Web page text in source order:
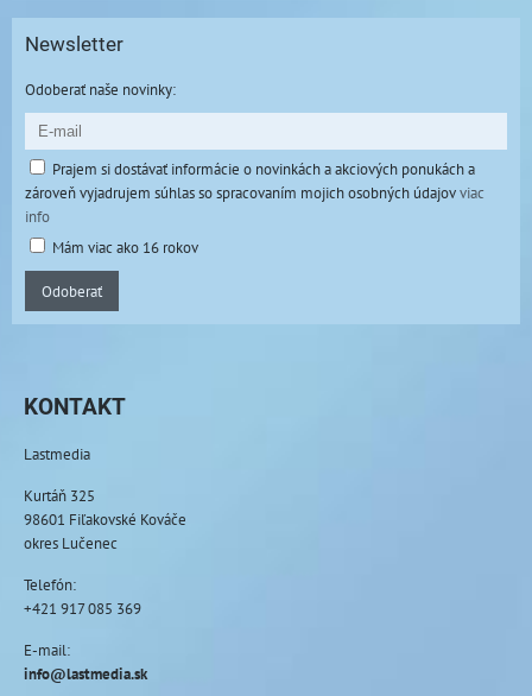
Newsletter
Odoberať naše novinky:
Prajem si dostávať informácie o novinkách a akciových ponukách a
zároveň vyjadrujem súhlas so spracovaním mojich osobných údajovviac
info
Mám viac ako 16 rokov
Odoberať
KONTAKT
Lastmedia
Kurtáň 325
98601 Fiľakovské Kováče
okres Lučenec
Telefón:
+421 917 085 369
E-mail:
info@lastmedia.sk